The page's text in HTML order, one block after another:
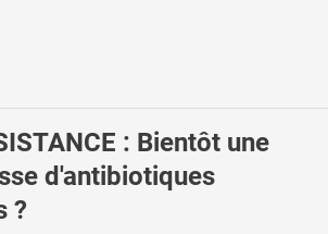
: Bientôt une
d'antibiotiques
?